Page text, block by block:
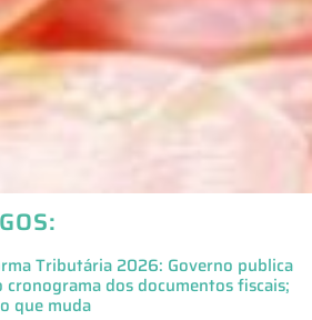
Tributária 2026: Governo publica
cronograma dos documentos fiscais;
que muda